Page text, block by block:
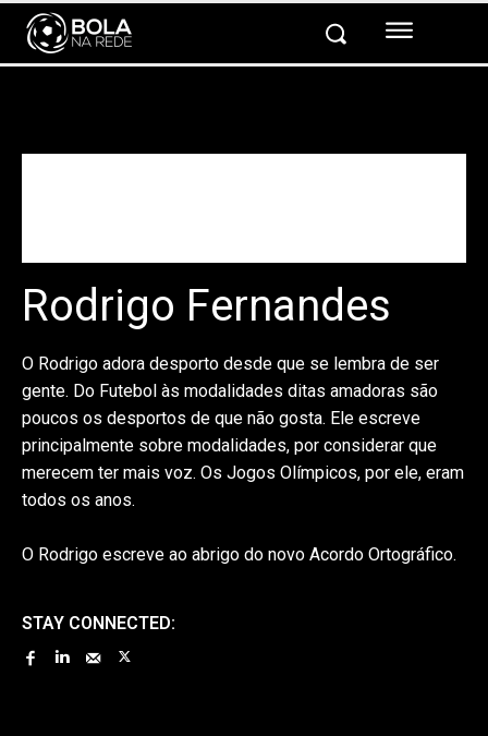
Rodrigo Fernandes
O Rodrigo adora desporto desde que se lembra de ser
gente. Do Futebol às modalidades ditas amadoras são
poucos os desportos de que não gosta. Ele escreve
principalmente sobre modalidades, por considerar que
merecem ter mais voz. Os Jogos Olímpicos, por ele, eram
todos os anos.
O Rodrigo escreve ao abrigo do novo Acordo Ortográfico.
STAY CONNECTED: